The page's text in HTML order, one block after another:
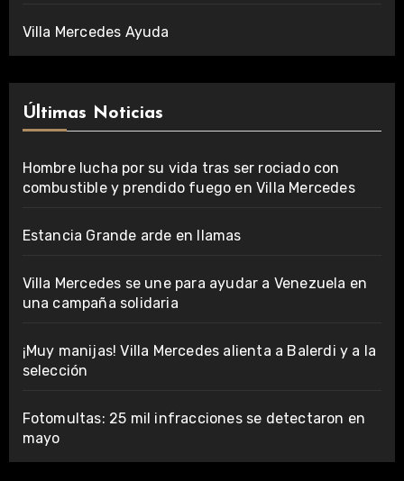
Villa Mercedes Ayuda
Últimas Noticias
Hombre lucha por su vida tras ser rociado con
combustible y prendido fuego en Villa Mercedes
Estancia Grande arde en llamas
Villa Mercedes se une para ayudar a Venezuela en
una campaña solidaria
¡Muy manijas! Villa Mercedes alienta a Balerdi y a la
selección
Fotomultas: 25 mil infracciones se detectaron en
mayo